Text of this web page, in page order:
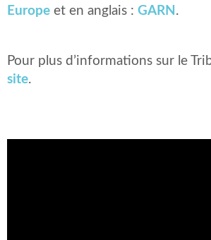
Europe et en anglais : GARN .
Pour plus d’informations sur le
site.